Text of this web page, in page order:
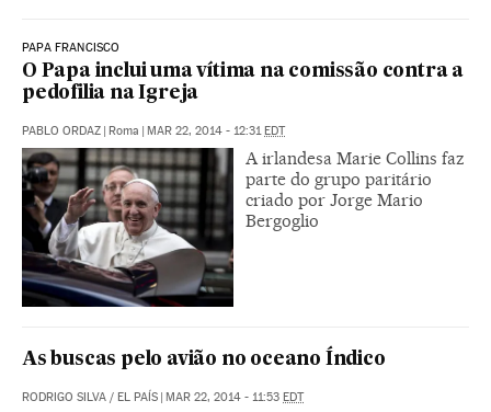
PAPA FRANCISCO
O Papa inclui uma vítima na comissão contra a
pedofilia na Igreja
PABLO ORDAZ | Roma | MAR 22, 2014 - 12:31EDT
A irlandesa Marie Collins faz
parte do grupo paritário
criado por Jorge Mario
Bergoglio
As buscas pelo avião no oceano Índico
RODRIGO SILVA / EL PAÍS | MAR 22, 2014 - 11:53 EDT